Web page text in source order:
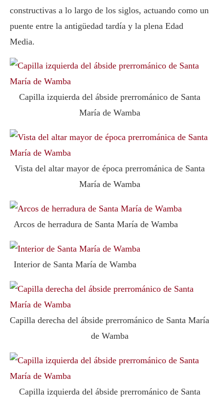
constructivas a lo largo de los siglos, actuando como un
puente entre la antigüedad tardía y la plena Edad
Media.
Capilla izquierda del ábside prerrománico de Santa
María de Wamba
Vista del altar mayor de época prerrománica de Santa
María de Wamba
Arcos de herradura de Santa María de Wamba
Interior de Santa María de Wamba
Capilla derecha del ábside prerrománico de Santa María
de Wamba
Capilla izquierda del ábside prerrománico de Santa